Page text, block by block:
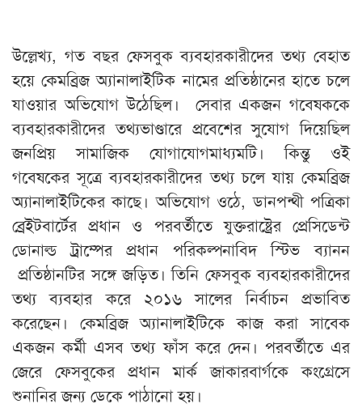
উল্লেখ্য, গত বছর ফেসবুক ব্যবহারকারীদের তথ্য বেহাত
হয়ে কেমব্রিজ অ্যানালাইটিক নামের প্রতিষ্ঠানের হাতে চলে
যাওয়ার অভিযোগ উঠেছিল। সেবার একজন গবেষককে
ব্যবহারকারীদের তথ্যভাণ্ডারে প্রবেশের সুযোগ দিয়েছিল
জনপ্রিয় সামাজিক যোগাযোগমাধ্যমটি। কিন্তু ওই
গবেষকের সূত্রে ব্যবহারকারীদের তথ্য চলে যায় কেমব্রিজ
অ্যানালাইটিকের কাছে। অভিযোগ ওঠে, ডানপন্থী পত্রিকা
ব্রেইটবার্টের প্রধান ও পরবর্তীতে যুক্তরাষ্ট্রের প্রেসিডেন্ট
ডোনাল্ড ট্রাম্পের প্রধান পরিকল্পনাবিদ স্টিভ ব্যানন
প্রতিষ্ঠানটির সঙ্গে জড়িত। তিনি ফেসবুক ব্যবহারকারীদের
তথ্য ব্যবহার করে ২০১৬ সালের নির্বাচন প্রভাবিত
করেছেন। কেমব্রিজ অ্যানালাইটিকে কাজ করা সাবেক
একজন কর্মী এসব তথ্য ফাঁস করে দেন। পরবর্তীতে এর
জেরে ফেসবুকের প্রধান মার্ক জাকারবার্গকে কংগ্রেসে
শুনানির জন্য ডেকে পাঠানো হয়।